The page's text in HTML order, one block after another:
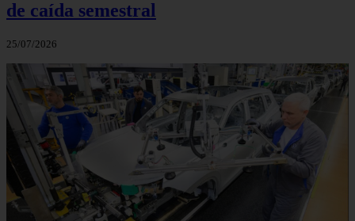
de caída semestral
25/07/2026